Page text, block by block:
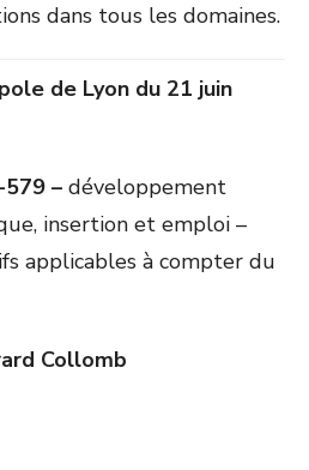
dans tous les domaines.
de Lyon du 21 juin
579 – développement
insertion et emploi –
applicables à compter du
Collomb